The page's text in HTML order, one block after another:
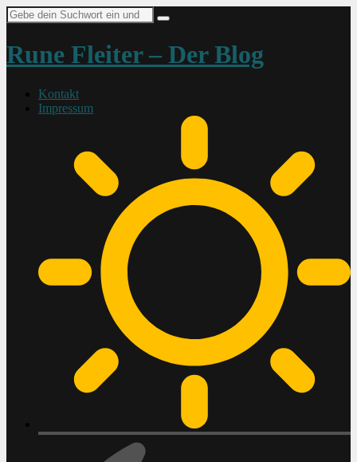
Suche
nach:
Rune Fleiter – Der Blog
Kontakt
Impressum